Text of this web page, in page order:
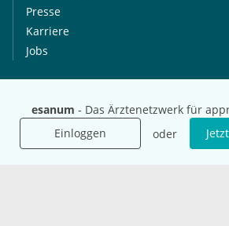
esanum - Das Ärztenetzwerk für
Einloggen
oder
Presse
Karriere
Jobs
esanum.it
esanum.com
esanum.fr
Youtube
Twitter
LinkedIn